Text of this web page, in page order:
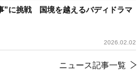
”に挑戦 国境を越えるバディドラマ
2026.02.02
ニュース記事一覧